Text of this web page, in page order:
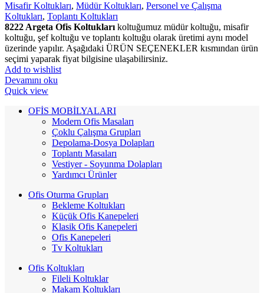
Misafir Koltukları, Müdür Koltukları, Personel ve Çalışma
Koltukları, Toplantı Koltukları
8222 Argeta Ofis Koltukları koltuğumuz müdür koltuğu, misafir
koltuğu, şef koltuğu ve toplantı koltuğu olarak üretimi aynı model
üzerinde yapılır. Aşağıdaki ÜRÜN SEÇENEKLER kısmından ürün
seçimi yaparak fiyat bilgisine ulaşabilirsiniz.
Add to wishlist
Devamını oku
Quick view
OFİS MOBİLYALARI
Modern Ofis Masaları
Çoklu Çalışma Grupları
Depolama-Dosya Dolapları
Toplantı Masaları
Vestiyer - Soyunma Dolapları
Yardımcı Ürünler
Ofis Oturma Grupları
Bekleme Koltukları
Küçük Ofis Kanepeleri
Klasik Ofis Kanepeleri
Ofis Kanepeleri
Tv Koltukları
Ofis Koltukları
Fileli Koltuklar
Makam Koltukları